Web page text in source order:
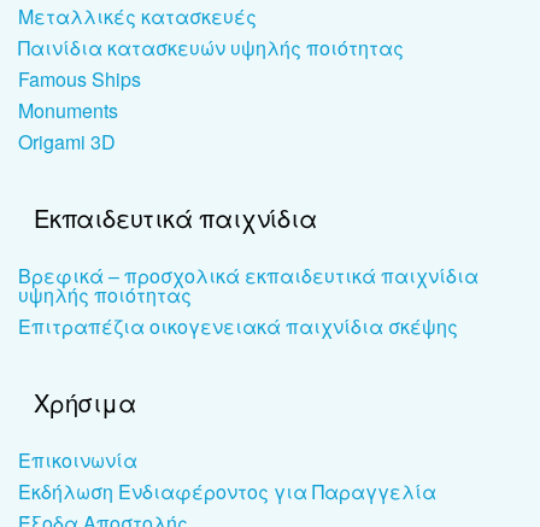
Μεταλλικές κατασκευές
Παινίδια κατασκευών υψηλής ποιότητας
Famous Ships
Monuments
Origami 3D
Εκπαιδευτικά παιχνίδια
Βρεφικά – προσχολικά εκπαιδευτικά παιχνίδια
υψηλής ποιότητας
Επιτραπέζια οικογενειακά παιχνίδια σκέψης
Χρήσιμα
Επικοινωνία
Εκδήλωση Ενδιαφέροντος για Παραγγελία